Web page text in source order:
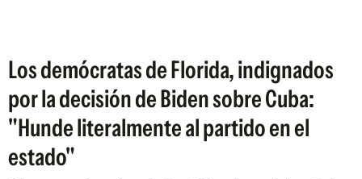
Los demócratas de Florida, indignados
por la decisión de Biden sobre Cuba:
"Hunde literalmente al partido en el
estado"